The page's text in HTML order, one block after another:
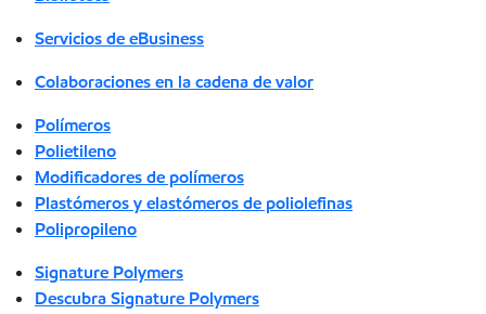
Servicios de eBusiness
Colaboraciones en la cadena de valor
Polímeros
Polietileno
Modificadores de polímeros
Plastómeros y elastómeros de poliolefinas
Polipropileno
Signature Polymers
Descubra Signature Polymers